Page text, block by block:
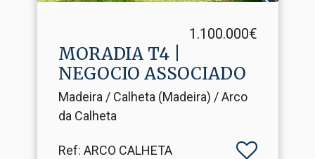
1.100.000€
MORADIA T4 |
NEGOCIO ASSOCIADO
Madeira / Calheta (Madeira) / Arco
da Calheta
Ref: ARCO CALHETA